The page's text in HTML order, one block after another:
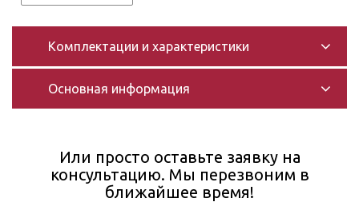
Комплектации и характеристики
Основная информация
Или просто оставьте заявку на
консультацию. Мы перезвоним в
ближайшее время!